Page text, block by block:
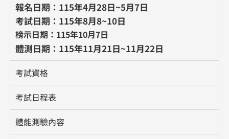
報名日期： 115年4月28日~5月7日
考試日期： 115年8月8~10日
榜示日期：115年10月7日
體測日期： 115年11月21日~11月22日
考試資格
考試日程表
體能測驗內容